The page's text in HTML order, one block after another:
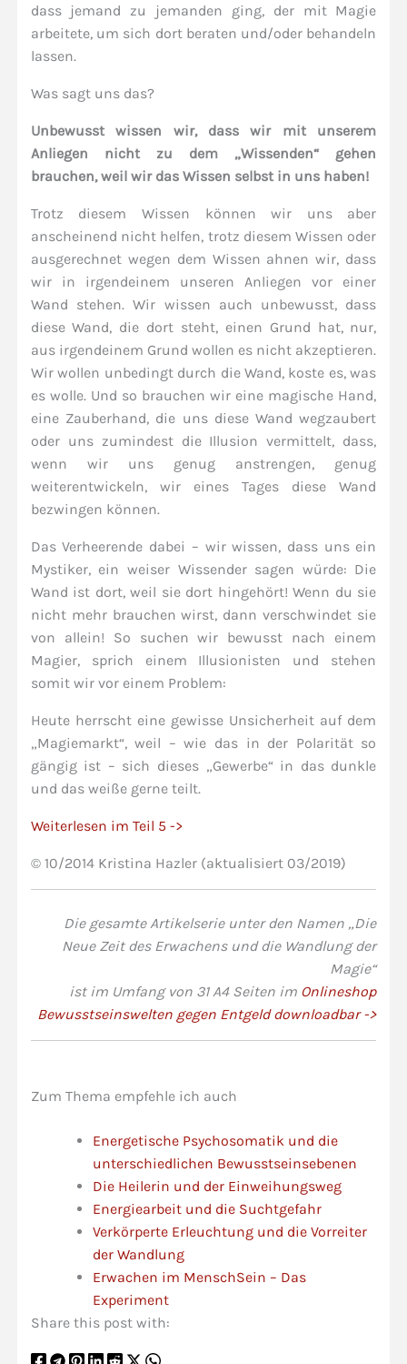
dass jemand zu jemanden ging, der mit Magie
arbeitete, um sich dort beraten und/oder behandeln
lassen.
Was sagt uns das?
Unbewusst wissen wir, dass wir mit unserem
Anliegen nicht zu dem „Wissenden“ gehen
brauchen, weil wir das Wissen selbst in uns haben!
Trotz diesem Wissen können wir uns aber
anscheinend nicht helfen, trotz diesem Wissen oder
ausgerechnet wegen dem Wissen ahnen wir, dass
wir in irgendeinem unseren Anliegen vor einer
Wand stehen. Wir wissen auch unbewusst, dass
diese Wand, die dort steht, einen Grund hat, nur,
aus irgendeinem Grund wollen es nicht akzeptieren.
Wir wollen unbedingt durch die Wand, koste es, was
es wolle. Und so brauchen wir eine magische Hand,
eine Zauberhand, die uns diese Wand wegzaubert
oder uns zumindest die Illusion vermittelt, dass,
wenn wir uns genug anstrengen, genug
weiterentwickeln, wir eines Tages diese Wand
bezwingen können.
Das Verheerende dabei – wir wissen, dass uns ein
Mystiker, ein weiser Wissender sagen würde: Die
Wand ist dort, weil sie dort hingehört! Wenn du sie
nicht mehr brauchen wirst, dann verschwindet sie
von allein! So suchen wir bewusst nach einem
Magier, sprich einem Illusionisten und stehen
somit wir vor einem Problem:
Heute herrscht eine gewisse Unsicherheit auf dem
„Magiemarkt“, weil – wie das in der Polarität so
gängig ist – sich dieses „Gewerbe“ in das dunkle
und das weiße gerne teilt.
Weiterlesen im Teil 5 ->
© 10/2014 Kristina Hazler (aktualisiert 03/2019)
Die gesamte Artikelserie unter den Namen „Die
Neue Zeit des Erwachens und die Wandlung der
Magie“
ist im Umfang von 31 A4 Seiten im Onlineshop
Bewusstseinswelten gegen Entgeld downloadbar ->
Zum Thema empfehle ich auch
Energetische Psychosomatik und die
unterschiedlichen Bewusstseinsebenen
Die Heilerin und der Einweihungsweg
Energiearbeit und die Suchtgefahr
Verkörperte Erleuchtung und die Vorreiter
der Wandlung
Erwachen im MenschSein – Das
Experiment
Share this post with: